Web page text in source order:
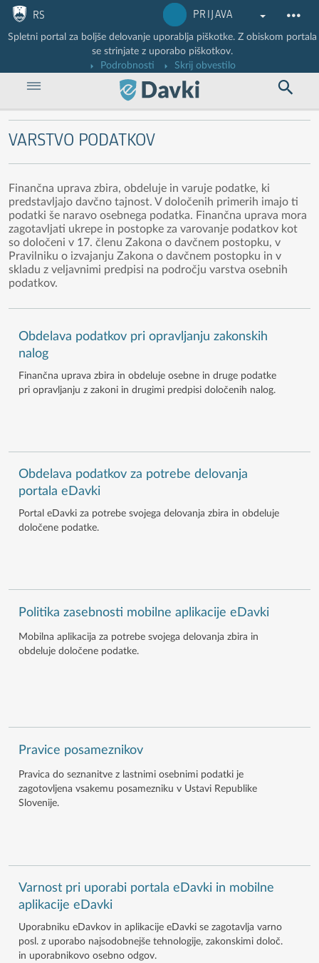
Nadaljuj na vsebino
Nadaljuj na vsebino zaprtega portala
RS PRIJAVA
Spletni portal za boljše delovanje uporablja piškotke. Z obiskom portala
se strinjate z uporabo piškotkov.
Podrobnosti
Skrij obvestilo
VARSTVO PODATKOV
Finančna uprava zbira, obdeluje in varuje podatke, ki
predstavljajo davčno tajnost. V določenih primerih imajo ti
podatki še naravo osebnega podatka. Finančna uprava mora
zagotavljati ukrepe in postopke za varovanje podatkov kot
so določeni v 17. členu Zakona o davčnem postopku, v
Pravilniku o izvajanju Zakona o davčnem postopku in v
skladu z veljavnimi predpisi na področju varstva osebnih
podatkov.
Obdelava podatkov pri opravljanju zakonskih
nalog
Finančna uprava zbira in obdeluje osebne in druge podatke
pri opravljanju z zakoni in drugimi predpisi določenih nalog.
Obdelava podatkov za potrebe delovanja
portala eDavki
Portal eDavki za potrebe svojega delovanja zbira in obdeluje
določene podatke.
Politika zasebnosti mobilne aplikacije eDavki
Mobilna aplikacija za potrebe svojega delovanja zbira in
obdeluje določene podatke.
Pravice posameznikov
Pravica do seznanitve z lastnimi osebnimi podatki je
zagotovljena vsakemu posamezniku v Ustavi Republike
Slovenije.
Varnost pri uporabi portala eDavki in mobilne
aplikacije eDavki
Uporabniku eDavkov in aplikacije eDavki se zagotavlja varno
posl. z uporabo najsodobnejše tehnologije, zakonskimi določ.
in uporabnikovo osebno odgov.